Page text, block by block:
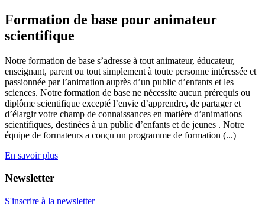
Formation de base pour animateur
scientifique
Notre formation de base s’adresse à tout animateur, éducateur,
enseignant, parent ou tout simplement à toute personne intéressée et
passionnée par l’animation auprès d’un public d’enfants et les
sciences. Notre formation de base ne nécessite aucun prérequis ou
diplôme scientifique excepté l’envie d’apprendre, de partager et
d’élargir votre champ de connaissances en matière d’animations
scientifiques, destinées à un public d’enfants et de jeunes . Notre
équipe de formateurs a conçu un programme de formation (...)
En savoir plus
Newsletter
S'inscrire à la newsletter